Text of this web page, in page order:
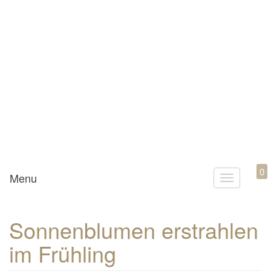
Mamili1910
T
g
Menu 0
Sonnenblumen erstrahlen
im Frühling